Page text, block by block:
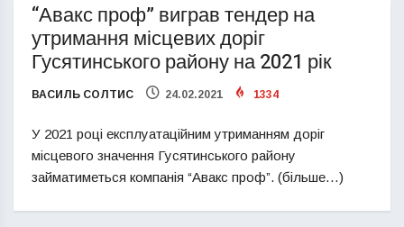
“Авакс проф” виграв тендер на
утримання місцевих доріг
Гусятинського району на 2021 рік
ВАСИЛЬ СОЛТИС 24.02.2021 1334
У 2021 році експлуатаційним утриманням доріг
місцевого значення Гусятинського району
займатиметься компанія “Авакс проф”. (більше…)